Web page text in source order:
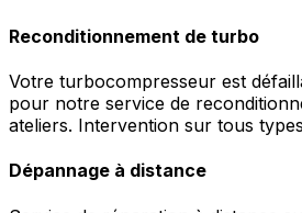
Reconditionnement de turbo
Votre turbocompresseur est
pour notre service de
ateliers. Intervention sur tous
Dépannage à distance